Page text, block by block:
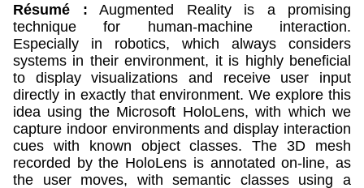
Résumé :
Augmented Reality is a promising
technique for human-machine interaction.
Especially in robotics, which always considers
systems in their environment, it is highly beneficial
to display visualizations and receive user input
directly in exactly that environment. We explore this
idea using the Microsoft HoloLens, with which we
capture indoor environments and display interaction
cues with known object classes. The 3D mesh
recorded by the HoloLens is annotated on-line, as
the user moves, with semantic classes using a